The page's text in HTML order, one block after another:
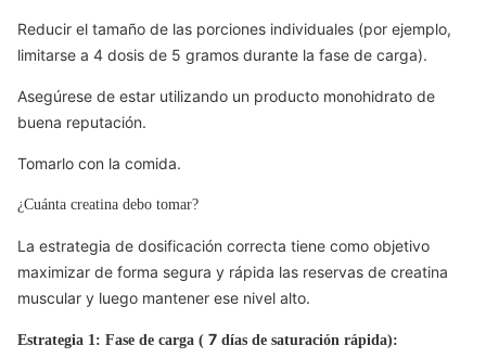
Reducir el tamaño de las porciones individuales (por ejemplo,
limitarse a 4 dosis de 5 gramos durante la fase de carga).
Asegúrese de estar utilizando un producto monohidrato de
buena reputación.
Tomarlo con la comida.
¿Cuánta creatina debo tomar?
La estrategia de dosificación correcta tiene como objetivo
maximizar de forma segura y rápida las reservas de creatina
muscular y luego mantener ese nivel alto.
Estrategia 1: Fase de carga ( 7 días de saturación rápida):